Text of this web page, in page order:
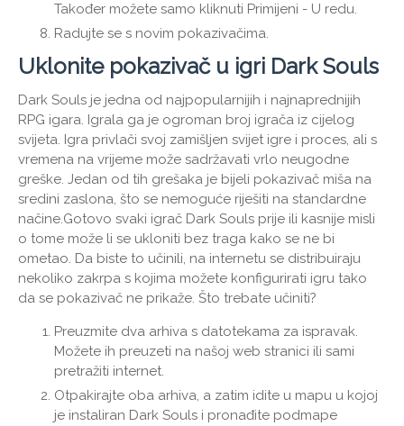
Također možete samo kliknuti Primijeni - U redu.
Radujte se s novim pokazivačima.
Uklonite pokazivač u igri Dark Souls
Dark Souls je jedna od najpopularnijih i najnaprednijih
RPG igara. Igrala ga je ogroman broj igrača iz cijelog
svijeta. Igra privlači svoj zamišljen svijet igre i proces, ali s
vremena na vrijeme može sadržavati vrlo neugodne
greške. Jedan od tih grešaka je bijeli pokazivač miša na
sredini zaslona, ​​što se nemoguće riješiti na standardne
načine.Gotovo svaki igrač Dark Souls prije ili kasnije misli
o tome može li se ukloniti bez traga kako se ne bi
ometao. Da biste to učinili, na internetu se distribuiraju
nekoliko zakrpa s kojima možete konfigurirati igru ​​tako
da se pokazivač ne prikaže. Što trebate učiniti?
Preuzmite dva arhiva s datotekama za ispravak.
Možete ih preuzeti na našoj web stranici ili sami
pretražiti internet.
Otpakirajte oba arhiva, a zatim idite u mapu u kojoj
je instaliran Dark Souls i pronađite podmape